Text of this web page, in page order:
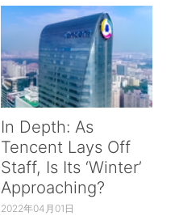
In Depth: As
Tencent Lays Off
Staff, Is Its ‘Winter’
Approaching?
2022年04月01日